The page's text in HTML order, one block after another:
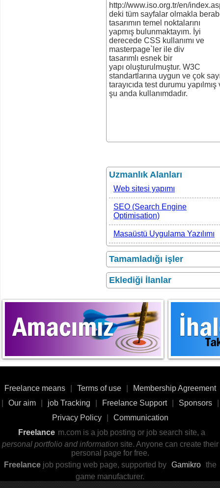
http://www.iso.org.tr/en/
deki tüm sayfalar olmakla
tasarımın temel noktalarını
yapmış bulunmaktayım. İyi
derecede CSS kullanımı ve
masterpage`ler ile div
tasarımlı esnek bir
yapı oluşturulmuştur. W3C
standartlarına uygun ve çok
tarayıcıda test durumu yapılmış
şu anda kullanımdadır.
Uzmanlık Alanları
Web sitesi yapımı
SEO (Search Engine
Optimisation)
Masaüstü Uygulama Yazılımı
Tamamladığı işler
Eklediği İlanlar
Freelance means Terms of use
Membership Agreement
Our aim job Tracking Freelance Support Sponsors
Privacy Policy
Communication
Freelance m.com is a job posting or job search site, a
personal portfolio and information site. Anyone can create their
personal page for free.
Freelancejob posting web page, supported by Gamikro
the
game manufacturer.